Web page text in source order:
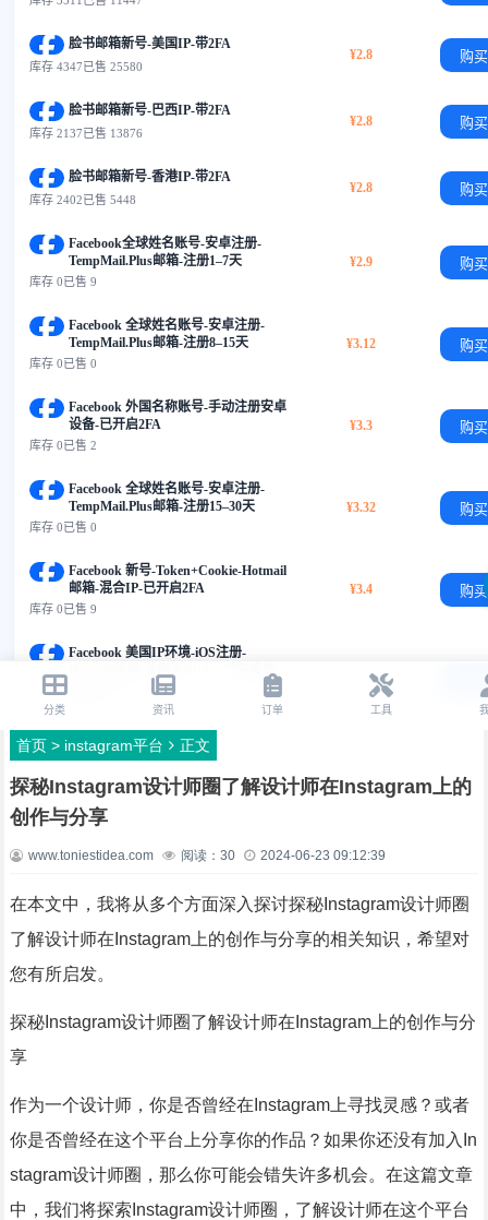
首页> instagram平台 正文
探秘Instagram设计师圈了解设计师在Instagram上的
创作与分享
www.toniestidea.com 阅读： 30 2024-06-23 09:12:39
在本文中，我将从多个方面深入探讨探秘Instagram设计师圈
了解设计师在Instagram上的创作与分享的相关知识，希望对
您有所启发。
探秘Instagram设计师圈了解设计师在Instagram上的创作与分
享
作为一个设计师，你是否曾经在Instagram上寻找灵感？或者
你是否曾经在这个平台上分享你的作品？如果你还没有加入In
stagram设计师圈，那么你可能会错失许多机会。在这篇文章
中，我们将探索Instagram设计师圈，了解设计师在这个平台